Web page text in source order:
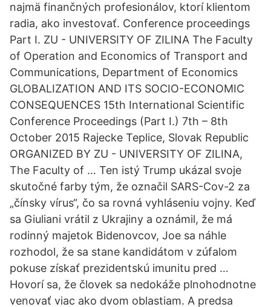
najmä finančných profesionálov, ktorí klientom
radia, ako investovať. Conference proceedings
Part I. ZU - UNIVERSITY OF ZILINA The Faculty
of Operation and Economics of Transport and
Communications, Department of Economics
GLOBALIZATION AND ITS SOCIO-ECONOMIC
CONSEQUENCES 15th International Scientific
Conference Proceedings (Part I.) 7th – 8th
October 2015 Rajecke Teplice, Slovak Republic
ORGANIZED BY ZU - UNIVERSITY OF ZILINA,
The Faculty of … Ten istý Trump ukázal svoje
skutočné farby tým, že označil SARS-Cov-2 za
„čínsky vírus“, čo sa rovná vyhláseniu vojny. Keď
sa Giuliani vrátil z Ukrajiny a oznámil, že má
rodinný majetok Bidenovcov, Joe sa náhle
rozhodol, že sa stane kandidátom v zúfalom
pokuse získať prezidentskú imunitu pred …
Hovorí sa, že človek sa nedokáže plnohodnotne
venovať viac ako dvom oblastiam. A predsa